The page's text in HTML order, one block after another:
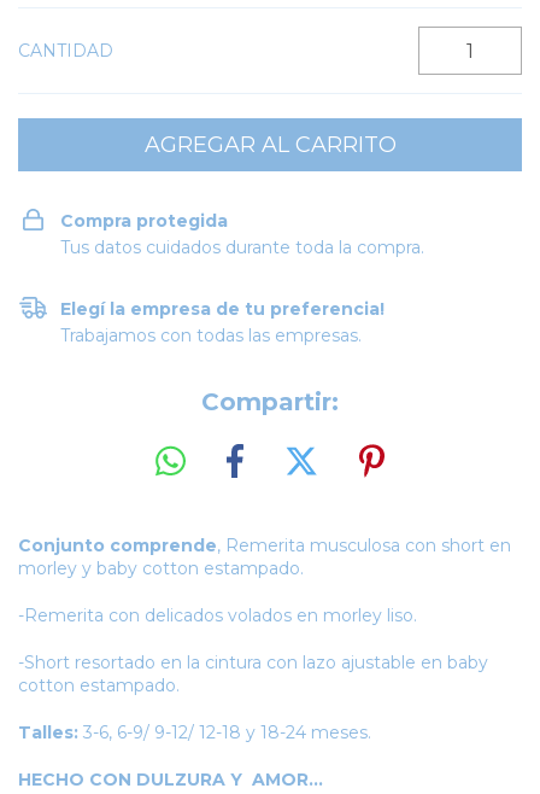
CANTIDAD
Compra protegida
Tus datos cuidados durante toda la compra.
Elegí la empresa de tu preferencia!
Trabajamos con todas las empresas.
Compartir:
Conjunto comprende, Remerita musculosa con short en
morley y baby cotton estampado.
-Remerita con delicados volados en morley liso.
-Short resortado en la cintura con lazo ajustable en baby
cotton estampado.
Talles: 3-6, 6-9/ 9-12/ 12-18 y 18-24 meses.
HECHO CON DULZURA Y AMOR...